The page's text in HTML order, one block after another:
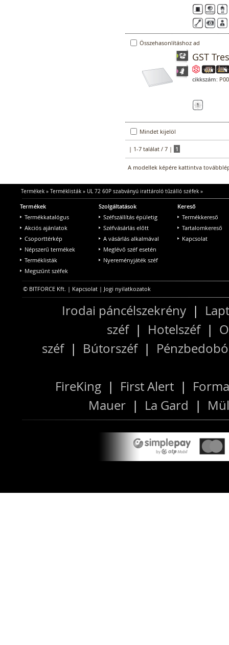
Összehasonlításhoz ad
GST
cikkszám:
Mindet kijelöl
| 1-7 találat / 7 | 1
A modellek képére kattintva
Termékek» Terméklisták» UL 72 60P szabványú irattároló tűzálló széfek»
Termékek
Termékkatalógus
Akciós ajánlatok
Csoporttérkép
Népszerű termékek
Terméklisták
Megszűnt széfek
Szolgáltatások
Széfszállítás épületig
Széfvásárlás előtt
A vásárlás alkalmával
Meglévő széf esetén
Nyereményjáték széf
Kereső
Termékkereső
Tartalomkereső
Kapcsolat
© BITFORCE Kft. | Kapcsolat | Jogi nyilatkozatok
Irodai páncélszekrény |
széf| Hotelszéf|
széf| Bútorszéf|
FireKing | First Alert |
Mauer | La Gard |